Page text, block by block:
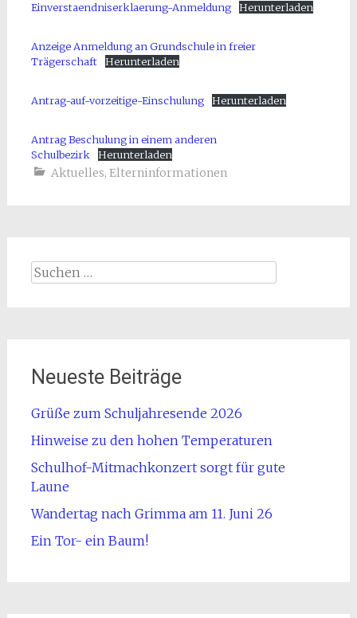
Einverstaendniserklaerung-Anmeldung Herunterladen
Anzeige Anmeldung an Grundschule in freier
Trägerschaft
Herunterladen
Antrag-auf-vorzeitige-Einschulung Herunterladen
Antrag Beschulung in einem anderen
Schulbezirk
Herunterladen
Aktuelles, Elterninformationen
Suchen
Neueste Beiträge
Grüße zum Schuljahresende 2026
Hinweise zu den hohen Temperaturen
Schulhof-Mitmachkonzert sorgt für gute
Laune
Wandertag nach Grimma am 11. Juni 26
Ein Tor- ein Baum!